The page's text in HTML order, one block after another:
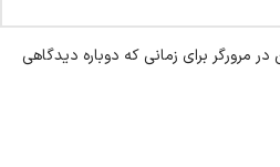
مرورگر برای زمانی که دوباره دیدگاهی